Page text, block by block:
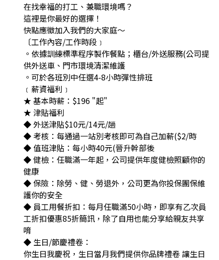
在找幸福的打工、兼職環境嗎？
這裡是你最好的選擇！
快點應徵加入我們的大家庭～
〔工作內容/工作時段﹞
。依據訓練標準程序製作餐點；櫃台/外送服務(公司提
供外送車、門市環境清潔維護
。可於各班別中任選4-8小時彈性排班
﹝薪資福利﹞
★ 基本時薪：$196 "起"
★ 津貼福利
◆ 外送津貼$10元/14元/趟
◆ 考核：每通過一站別考核即可為自己加薪($2/時
◆ 值班津貼：每小時40元(晉升幹部後
◆ 健檢：任職滿一年起，公司提供年度健檢照顧你的
健康
◆ 保險：除勞、健、勞退外，公司更為你投保團保維
護你的安全
◆ 員工用餐折扣：每月任職滿50小時，即享有乙次員
工折扣優惠85折簡訊，除了自用也能分享給親友共享
唷
◆ 生日/節慶禮卷：
你生日我慶祝，生日當月我們提供你品牌禮卷 讓生日